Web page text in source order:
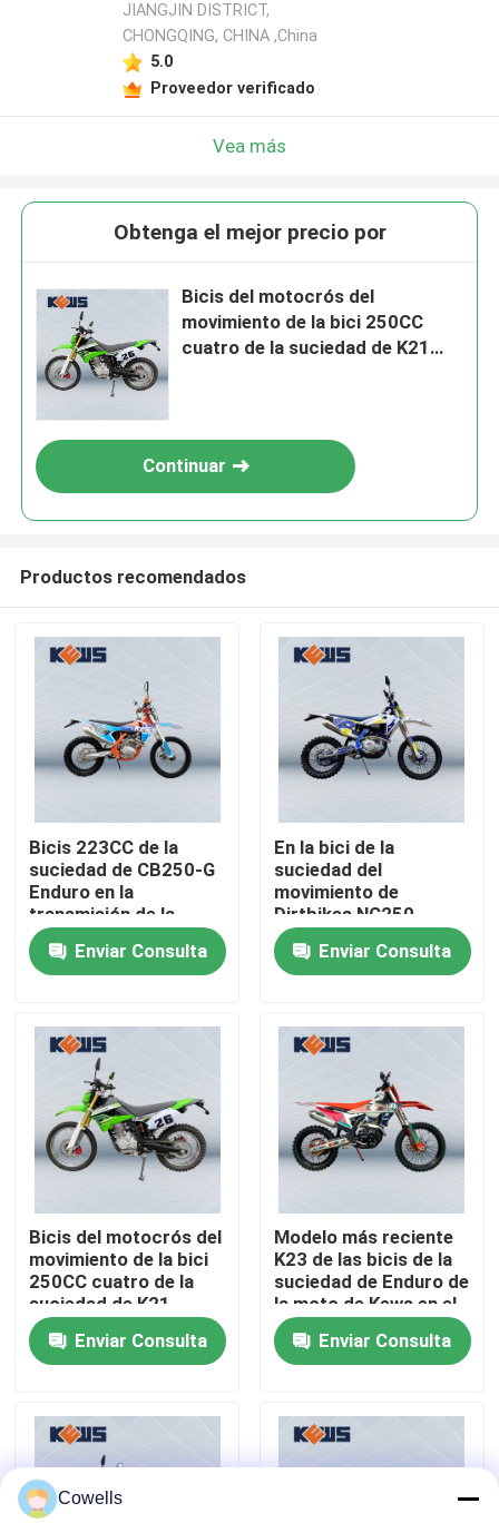
Hogar
Productos
Viaje de la fábrica
Control de calidad
Éntrenos en contacto con
Blog
4 motocicletas de Enduro del movimiento
Dos motocicletas de Enduro del movimiento
Motocicletas de la reunión
JIANGJIN DISTRICT,
CHONGQING, CHINA ,China
5.0
Proveedor verificado
Vea más
Obtenga el mejor precio por
Bicis del motocrós del
movimiento de la bici 250CC
cuatro de la suciedad de K21
Continuar
Productos recomendados
Bicis 223CC de la
suciedad de CB250-G
Enduro en la
transmisión de la
velocidad de las
motocicletas 5 del
camino
Enviar Consulta
En la bici de la
suciedad del
movimiento de
Dirtbikes NC250
250CC KTM 4 del
movimiento de la
motocicleta cuatro de
Enviar Consulta
Bicis del motocrós del
movimiento de la bici
250CC cuatro de la
suciedad de K21
Enduro encendido de
la bici de la suciedad
Enviar Consulta
Modelo más reciente
K23 de las bicis de la
suciedad de Enduro de
la moto de Kews en el
motor de Zongshen
NC300SEnviar Consulta
Cowells